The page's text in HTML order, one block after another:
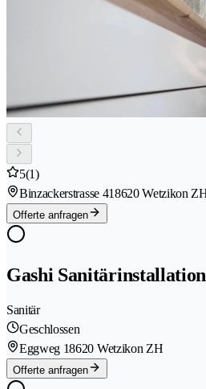
5(1)
Binzackerstrasse 418620 Wetzikon
Offerte anfragen
Gashi
Sanitär
Geschlossen
Eggweg 18620 Wetzikon ZH
Offerte anfragen